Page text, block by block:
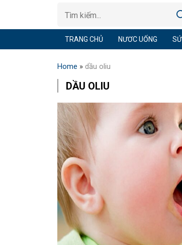
TRANG CHỦ NƯƠC UỐNG
Home » dầu oliu
DẦU OLIU